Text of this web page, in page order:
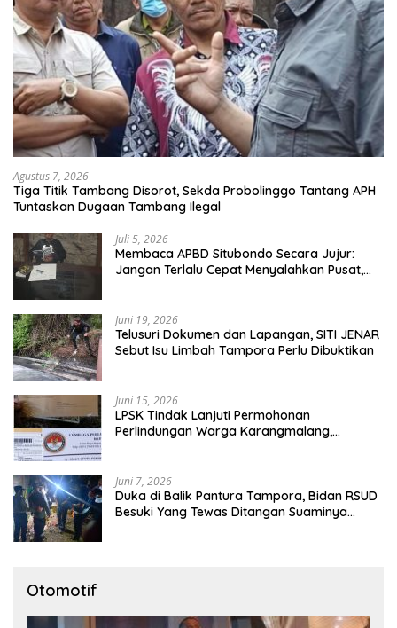
Agustus 7, 2026
Tiga Titik Tambang Disorot, Sekda Probolinggo Tantang APH
Tuntaskan Dugaan Tambang Ilegal
Juli 5, 2026
Membaca APBD Situbondo Secara Jujur:
Jangan Terlalu Cepat Menyalahkan Pusat,
Juni 19, 2026
Telusuri Dokumen dan Lapangan, SITI JENAR
Sebut Isu Limbah Tampora Perlu Dibuktikan
Juni 15, 2026
LPSK Tindak Lanjuti Permohonan
Perlindungan Warga Karangmalang,
Juni 7, 2026
Duka di Balik Pantura Tampora, Bidan RSUD
Besuki Yang Tewas Ditangan Suaminya
Otomotif